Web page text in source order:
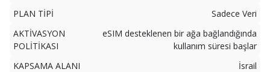
PLAN TİPİ
Sadece Veri
AKTİVASYON
POLİTİKASI
eSIM desteklenen bir ağa bağlandığında
kullanım süresi başlar
KAPSAMA ALANI
İsrail